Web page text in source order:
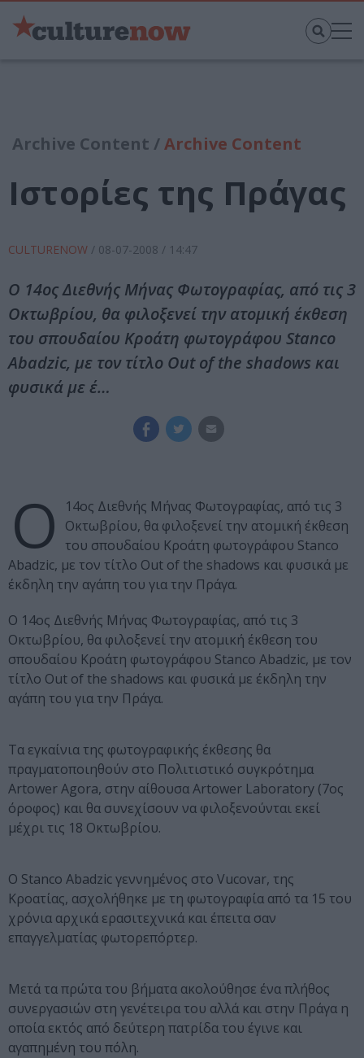
Archive Content /Archive Content
Ιστορίες της Πράγας
CULTURENOW / 08-07-2008 / 14:47
Ο 14ος Διεθνής Μήνας Φωτογραφίας, από τις 3
Οκτωβρίου, θα φιλοξενεί την ατομική έκθεση
του σπουδαίου Κροάτη φωτογράφου Stanco
Abadzic, με τον τίτλο Out of the shadows και
φυσικά με έ…
Ο
14ος Διεθνής Μήνας Φωτογραφίας, από τις 3
Οκτωβρίου, θα φιλοξενεί την ατομική έκθεση
του σπουδαίου Κροάτη φωτογράφου Stanco
Abadzic, με τον τίτλο Out of the shadows και φυσικά με
έκδηλη την αγάπη του για την Πράγα.
Ο 14ος Διεθνής Μήνας Φωτογραφίας, από τις 3
Οκτωβρίου, θα φιλοξενεί την ατομική έκθεση του
σπουδαίου Κροάτη φωτογράφου Stanco Abadzic, με τον
τίτλο Out of the shadows και φυσικά με έκδηλη την
αγάπη του για την Πράγα.
Τα εγκαίνια της φωτογραφικής έκθεσης θα
πραγματοποιηθούν στο Πολιτιστικό συγκρότημα
Artower Agora, στην αίθουσα Artower Laboratory (7ος
όροφος) και θα συνεχίσουν να φιλοξενούνται εκεί
μέχρι τις 18 Οκτωβρίου.
Ο Stanco Abadzic γεννημένος στο Vucovar, της
Κροατίας, ασχολήθηκε με τη φωτογραφία από τα 15 του
χρόνια αρχικά ερασιτεχνικά και έπειτα σαν
επαγγελματίας φωτορεπόρτερ.
Μετά τα πρώτα του βήματα ακολούθησε ένα πλήθος
συνεργασιών στη γενέτειρα του αλλά και στην Πράγα η
οποία εκτός από δεύτερη πατρίδα του έγινε και
αγαπημένη του πόλη.